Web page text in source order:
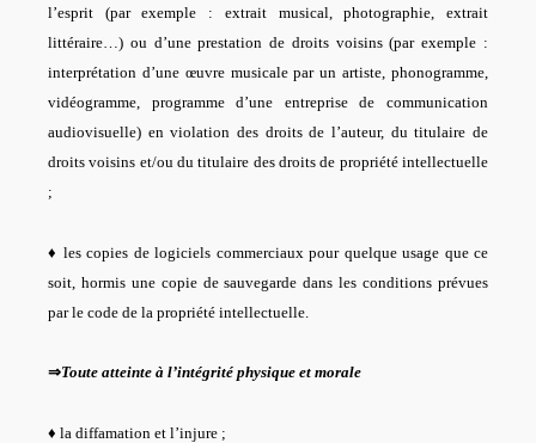
l’esprit (par exemple : extrait musical, photographie, extrait
littéraire…) ou d’une prestation de droits voisins (par exemple :
interprétation d’une œuvre musicale par un artiste, phonogramme,
vidéogramme, programme d’une entreprise de communication
audiovisuelle) en violation des droits de l’auteur, du titulaire de
droits voisins et/ou du titulaire des droits de propriété intellectuelle
;
♦ les copies de logiciels commerciaux pour quelque usage que ce
soit, hormis une copie de sauvegarde dans les conditions prévues
par le code de la propriété intellectuelle.
⇒Toute atteinte à l’intégrité physique et morale
♦ la diffamation et l’injure ;